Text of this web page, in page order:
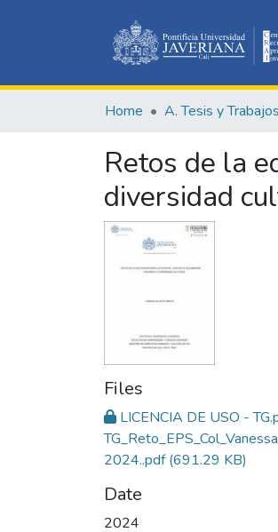
Home A. Tesis y
Retos de la
diversidad
Files
LICENCIA DE USO -
2024..pdf(691.29 KB)
Date
2024